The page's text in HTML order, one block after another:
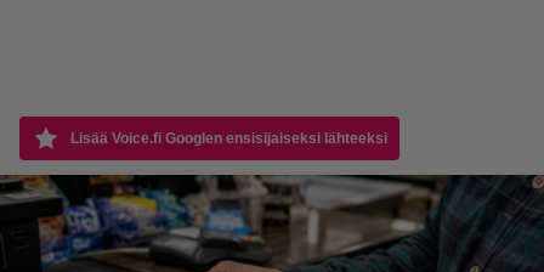
Lisää Voice.fi Googlen ensisijaiseksi lähteeksi